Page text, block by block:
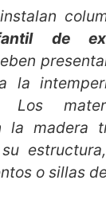
de
la
Los
la madera
o sillas